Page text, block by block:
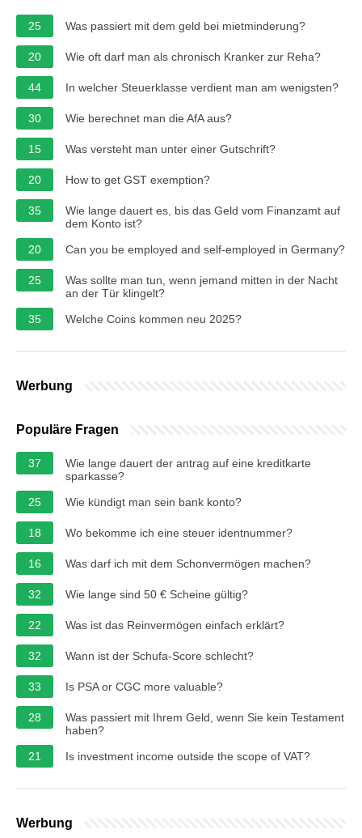
25 Was passiert mit dem geld bei mietminderung?
20 Wie oft darf man als chronisch Kranker zur Reha?
44 In welcher Steuerklasse verdient man am wenigsten?
30 Wie berechnet man die AfA aus?
15 Was versteht man unter einer Gutschrift?
20 How to get GST exemption?
35
Wie lange dauert es, bis das Geld vom Finanzamt auf
dem Konto ist?
20
Can you be employed and self-employed in Germany?
25
Was sollte man tun, wenn jemand mitten in der Nacht
an der Tür klingelt?
35
Welche Coins kommen neu 2025?
Werbung
Populäre Fragen
37
Wie lange dauert der antrag auf eine kreditkarte
sparkasse?
25
Wie kündigt man sein bank konto?
18 Wo bekomme ich eine steuer identnummer?
16 Was darf ich mit dem Schonvermögen machen?
32 Wie lange sind 50 € Scheine gültig?
22 Was ist das Reinvermögen einfach erklärt?
32 Wann ist der Schufa-Score schlecht?
33 Is PSA or CGC more valuable?
28
Was passiert mit Ihrem Geld, wenn Sie kein Testament
haben?
21
Is investment income outside the scope of VAT?
Werbung